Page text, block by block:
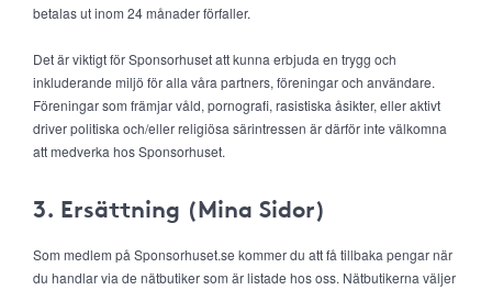
betalas ut inom 24 månader förfaller.
Det är viktigt för Sponsorhuset att kunna erbjuda en trygg och
inkluderande miljö för alla våra partners, föreningar och användare.
Föreningar som främjar våld, pornografi, rasistiska åsikter, eller aktivt
driver politiska och/eller religiösa särintressen är därför inte välkomna
att medverka hos Sponsorhuset.
3. Ersättning (Mina Sidor)
Som medlem på Sponsorhuset.se kommer du att få tillbaka pengar när
du handlar via de nätbutiker som är listade hos oss. Nätbutikerna väljer